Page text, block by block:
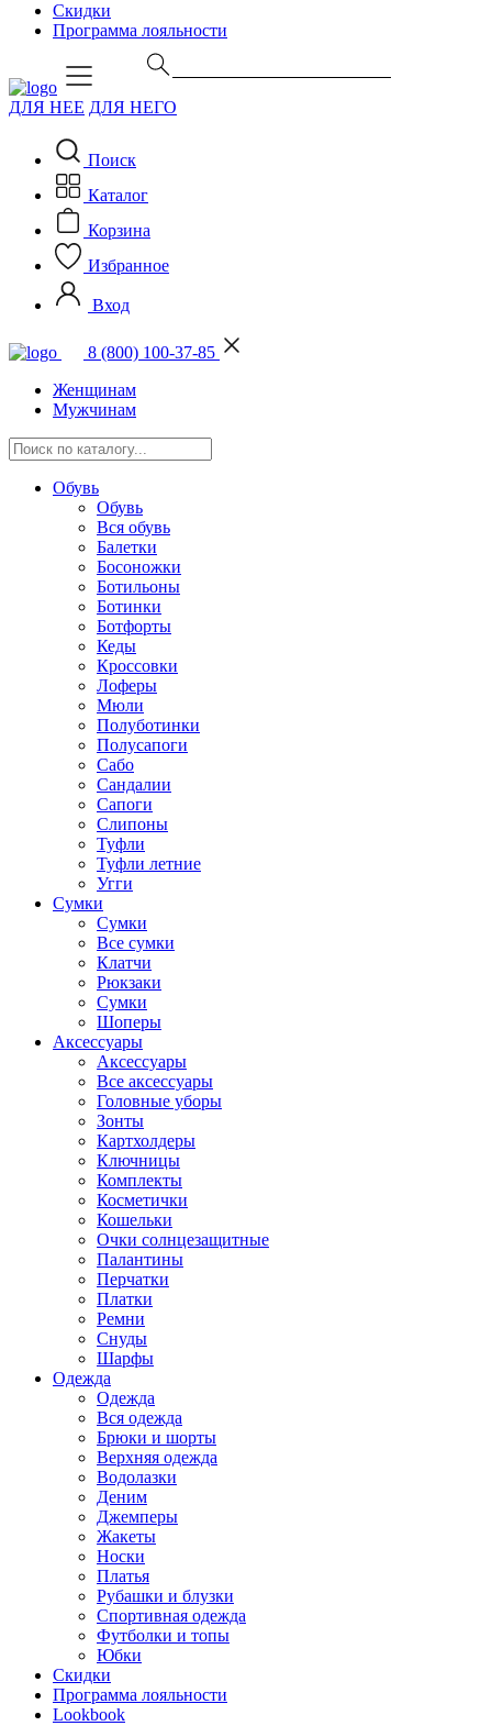
Скидки
Программа лояльности
ДЛЯ НЕЕ ДЛЯ НЕГО
Поиск
Каталог
Корзина
Избранное
Вход
8 (800) 100-37-85
Женщинам
Мужчинам
Обувь
Обувь
Вся обувь
Балетки
Босоножки
Ботильоны
Ботинки
Ботфорты
Кеды
Кроссовки
Лоферы
Мюли
Полуботинки
Полусапоги
Сабо
Сандалии
Сапоги
Слипоны
Туфли
Туфли летние
Угги
Сумки
Сумки
Все сумки
Клатчи
Рюкзаки
Сумки
Шоперы
Аксессуары
Аксессуары
Все аксессуары
Головные уборы
Зонты
Картхолдеры
Ключницы
Комплекты
Косметички
Кошельки
Очки солнцезащитные
Палантины
Перчатки
Платки
Ремни
Снуды
Шарфы
Одежда
Одежда
Вся одежда
Брюки и шорты
Верхняя одежда
Водолазки
Деним
Джемперы
Жакеты
Носки
Платья
Рубашки и блузки
Спортивная одежда
Футболки и топы
Юбки
Скидки
Программа лояльности
Lookbook